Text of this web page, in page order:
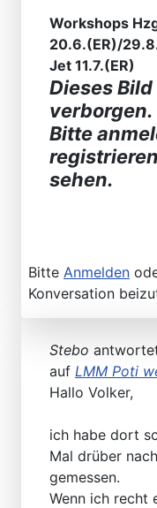
Workshops
20.6.(ER)/
Jet 11.7.(ER)
Dieses
verborgen.
Bitte
sehen.
Bitte Anmelden
Konversation
Stebo
auf LMM Poti
Hallo Volker,
ich habe dort
Mal drüber
gemessen.
Wenn ich recht